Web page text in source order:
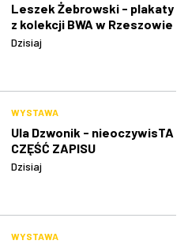
Leszek Żebrowski - plakaty
z kolekcji BWA w Rzeszowie
Dzisiaj
WYSTAWA
Ula Dzwonik - nieoczywisTA
CZĘŚĆ ZAPISU
Dzisiaj
WYSTAWA